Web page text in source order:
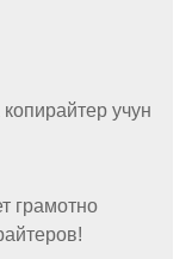
учун
грамотно